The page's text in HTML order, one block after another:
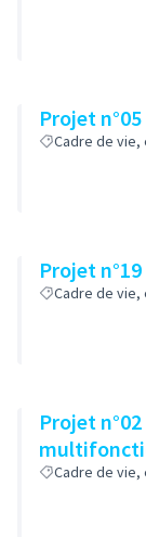
Projet
Cadre de vie,
Projet
Cadre de vie,
Projet
Cadre de vie,